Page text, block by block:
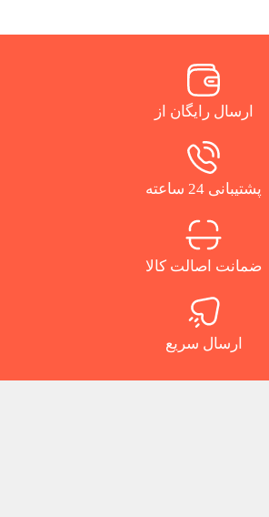
ارسال رایگان از
پشتیبانی 24 ساعته
ضمانت اصالت کالا
ارسال سریع